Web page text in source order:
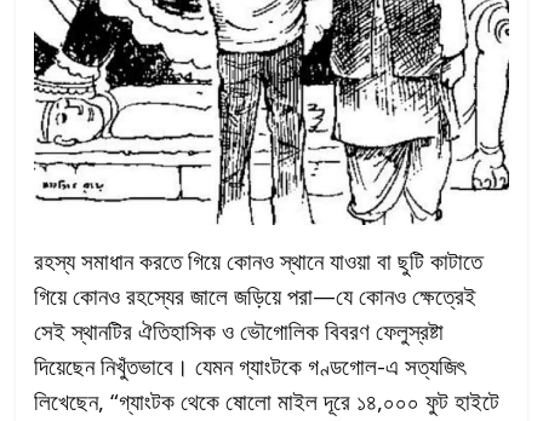
রহস্য সমাধান করতে গিয়ে কোনও স্থানে যাওয়া বা ছুটি কাটাতে
গিয়ে কোনও রহস্যের জালে জড়িয়ে পরা—যে কোনও ক্ষেত্রেই
সেই স্থানটির ঐতিহাসিক ও ভৌগোলিক বিবরণ ফেলুস্রষ্টা
দিয়েছেন নিখুঁতভাবে। যেমন গ্যাংটকে গণ্ডগোল-এ সত্যজিৎ
লিখেছেন, “গ্যাংটক থেকে ষোলো মাইল দূরে ১৪,০০০ ফুট হাইটে